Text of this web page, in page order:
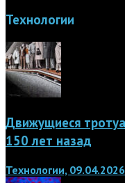
Технологии
Движущиеся
150 лет назад
Технологии, 09.04.2026